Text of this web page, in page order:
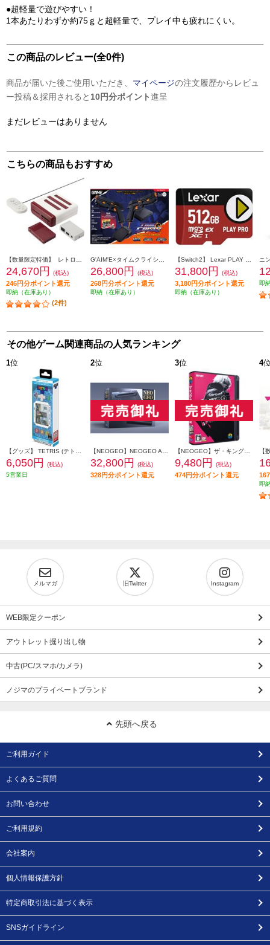
●超軽量で遊びやすい！
1本あたりわずか約75ｇと超軽量で、プレイ中も疲れにくい。
この商品のレビュー(全0件)
商品が届いた後ご使用いただき、 マイページの注文履歴からレビュ
ー投稿＆採用されると 10円分ポイント進呈
まだレビューはありません
こちらの商品もおすすめ
24,670円 (税込)
246円分ポイント還元
即納（在庫あり）
(2件)
26,800円 (税込)
268円分ポイント還元
即納（在庫あり）
31,800円 (税込)
3,180円分ポイント還元
即納（在庫あり）
即
その他ゲーム関連商品の人気ランキング
1位
6,050円
(税込)
5営業日
2位
32,800円 (税込)
328円分ポイント還元
3位
9,480円 (税込)
474円分ポイント還元
4
即
メルマガ 旧Twitter Instagram
WEB限定クーポン
アウトレット掘り出し物
中古(PC/スマホ/カメラ)
ノジマのプライベートブランド
先頭へ戻る
ご利用ガイド
よくあるご質問
お問い合わせ
ご利用規約
会社案内
個人情報保護方針
特定商取引法に基づく表示
SNSガイドライン